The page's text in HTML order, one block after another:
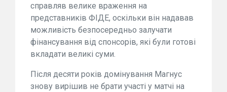
справляв велике враження на
представників ФІДЕ, оскільки він надавав
можливість безпосередньо залучати
фінансування від спонсорів, які були готові
вкладати великі суми.
Після десяти років домінування Магнус
знову вирішив не брати участі у матчі на